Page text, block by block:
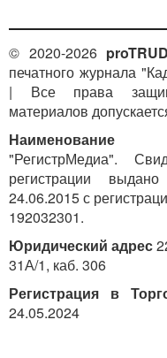
© 2020-2026
печатного журнала
| Все права
материалов
"РегистрМедиа".
регистрации
24.06.2015 с
192032301.
Юридический адрес
31А/1, каб. 306
Регистрация в
24.05.2024